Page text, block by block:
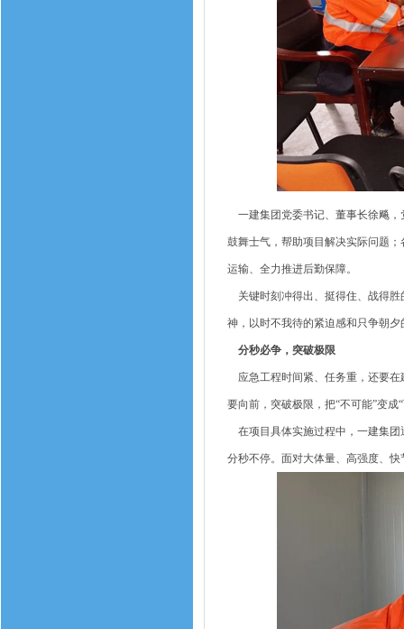
一建集团党委书记、董事长徐飚，
鼓舞士气，帮助项目解决实际问题
运输、全力推进后勤保障。
关键时刻冲得出、挺得住、战得胜
神，以时不我待的紧迫感和只争朝
分秒必争，突破极限
应急工程时间紧、任务重，还要在
要向前，突破极限，把“不可能”变成
在项目具体实施过程中，一建集团
分秒不停。面对大体量、高强度、